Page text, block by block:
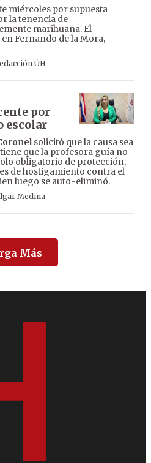
miércoles por supuesta
la tenencia de
marihuana. El
Fernando de la Mora,
ÚH
por
escolar
solicitó que la causa sea
que la profesora guía no
obligatorio de protección,
de hostigamiento contra el
luego se auto-eliminó.
Medina
Más